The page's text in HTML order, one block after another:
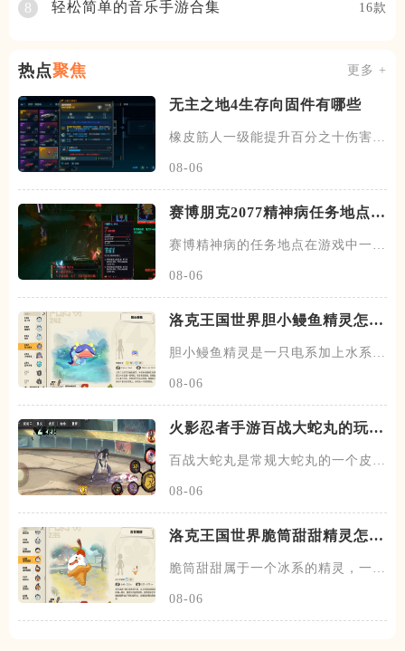
8 轻松简单的音乐手游合集 16款
热点聚焦 更多 +
无主之地4生存向固件有哪些
橡皮筋人一级能提升百分之十伤害抗
08-06
赛博朋克2077精神病任务地点在
赛博精神病的任务地点在游戏中一共
08-06
洛克王国世界胆小鳗鱼精灵怎么
胆小鳗鱼精灵是一只电系加上水系的
08-06
火影忍者手游百战大蛇丸的玩法
百战大蛇丸是常规大蛇丸的一个皮肤
08-06
洛克王国世界脆筒甜甜精灵怎么
脆筒甜甜属于一个冰系的精灵，一共
08-06